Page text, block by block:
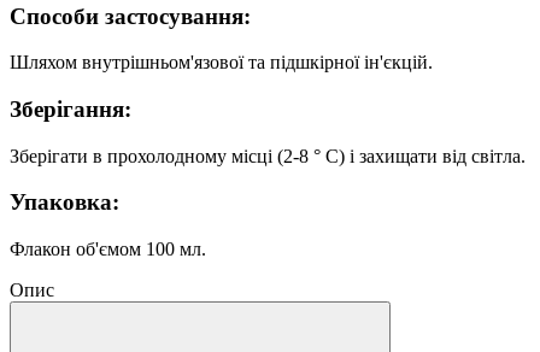
Способи застосування:
Шляхом внутрішньом'язової та підшкірної ін'єкцій.
Зберігання:
Зберігати в прохолодному місці (2-8 ° C) і захищати від світла.
Упаковка:
Флакон об'ємом 100 мл.
Опис